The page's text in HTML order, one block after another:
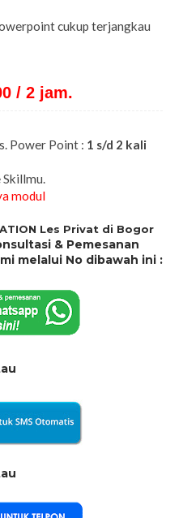
cukup terjangkau
/ 2 jam.
Power Point : 1 s/d 2 kali
modul
Les Privat di Bogor
& Pemesanan
melalui No dibawah ini :